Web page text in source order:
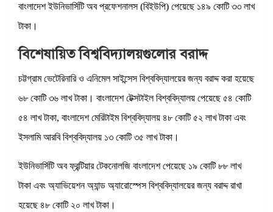
বাংলাদেশ ইউনিভার্সিটি অব প্রফেশনালস (বিইউপি) পেয়েছে ১৪৯ কোটি ৩৩ লাখ
টাকা।
বিশেষায়িত বিশ্ববিদ্যালয়গুলোর বরাদ্দ
চট্টগ্রাম ভেটেরিনারি ও এনিমেল সাইন্সেস বিশ্ববিদ্যালয়ের জন্য বরাদ্দ করা হয়েছে
৬৮ কোটি ৩৬ লাখ টাকা। বাংলাদেশ টেক্সটাইল বিশ্ববিদ্যালয় পেয়েছে ৫৪ কোটি
৫৪ লাখ টাকা, বাংলাদেশ মেরিটাইম বিশ্ববিদ্যালয় ৪৮ কোটি ৫২ লাখ টাকা এবং
ইসলামি আরবি বিশ্ববিদ্যালয় ১৩ কোটি ৩৫ লাখ টাকা।
ইউনিভার্সিটি অব ফ্রন্টিয়ার টেকনোলজি বাংলাদেশ পেয়েছে ১৯ কোটি ৮৮ লাখ
টাকা এবং অ্যাভিয়েশন অ্যান্ড অ্যারোস্পেস বিশ্ববিদ্যালয়ের জন্য বরাদ্দ রাখা
হয়েছে ৪৮ কোটি ২০ লাখ টাকা।